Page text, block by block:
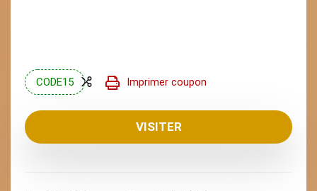
CODE15 Imprimer coupon
VISITER